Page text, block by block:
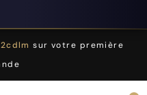
sur votre première